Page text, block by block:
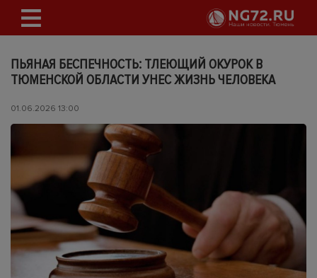
ПЬЯНАЯ БЕСПЕЧНОСТЬ: ТЛЕЮЩИЙ ОКУРОК В
ТЮМЕНСКОЙ ОБЛАСТИ УНЕС ЖИЗНЬ ЧЕЛОВЕКА
01.06.2026 13:00